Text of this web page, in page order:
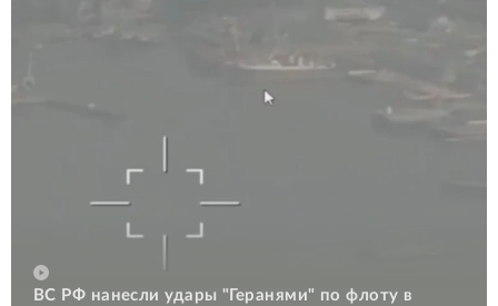
ВС РФ нанесли удары "Геранями" по флоту в